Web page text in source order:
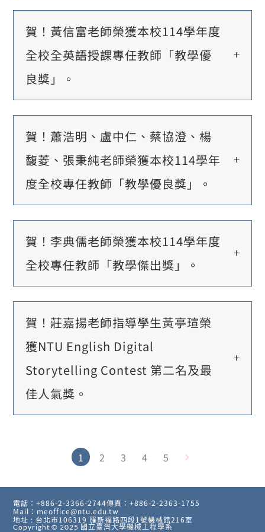
賀！黃信富老師榮獲本校114學年度
全校全英語授課專任教師「教學優
良獎」。
賀！蕭浩明、盧中仁、蔡協澄、楊
馥菱、張秉純老師榮獲本校114學年
度全校專任教師「教學優良獎」。
賀！李典儒老師榮獲本校114學年度
全校專任教師「教學傑出獎」。
賀！莊嘉揚老師指導學生黃亭瑄榮
獲NTU English Digital
Storytelling Contest 第二名及最
佳人氣獎。
1 2 3 4 5
電話：+886-2-3366-2744傳真：+886-2-2363-1755
Mail：meoffice@ntu.edu.tw
地址 : 台北市106319 羅斯福路四段1號機械館216室
Copyright © 2025 國立臺灣大學機械工程學系